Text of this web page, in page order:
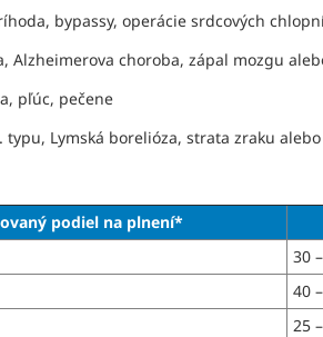
bypassy, operácie srdcových
choroba, zápal mozgu
pľúc, pečene
Lymská borelióza, strata zraku
podiel na plnení*
30
40
25